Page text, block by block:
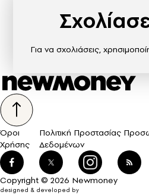
Για να σχολιάσεις,
Όροι
Χρήσης
Πολιτική Προστασίας
Δεδομένων
Copyright © 2026 Newmoney
designed & developed by